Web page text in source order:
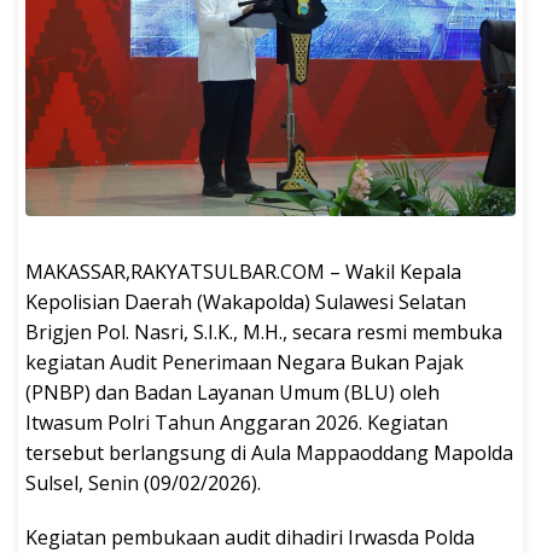
MAKASSAR,RAKYATSULBAR.COM – Wakil Kepala
Kepolisian Daerah (Wakapolda) Sulawesi Selatan
Brigjen Pol. Nasri, S.I.K., M.H., secara resmi membuka
kegiatan Audit Penerimaan Negara Bukan Pajak
(PNBP) dan Badan Layanan Umum (BLU) oleh
Itwasum Polri Tahun Anggaran 2026. Kegiatan
tersebut berlangsung di Aula Mappaoddang Mapolda
Sulsel, Senin (09/02/2026).
Kegiatan pembukaan audit dihadiri Irwasda Polda